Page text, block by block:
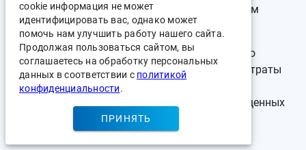
срок хранения ПДн не установлен действующим
законодательством.
- Уничтожение, либо обезличивание ПДн по
достижении целей их обработки или в случае утраты
необходимости в достижении этих целей, при
невозможности устранения Оператором допущенных
нарушений ПДн, если иное не предусмотрено
федеральным законом.
cookie информация не может
идентифицировать вас, однако может
помочь нам улучшить работу нашего сайта.
Продолжая пользоваться сайтом, вы
соглашаетесь на обработку персональных
данных в соответствии с политикой
конфиденциальности.
ПРИНЯТЬ